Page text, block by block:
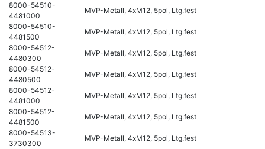
8000-54510-
4481000
MVP-Metall, 4xM12, 5pol, Ltg.fest
8000-54510-
4481500
MVP-Metall, 4xM12, 5pol, Ltg.fest
8000-54512-
4480300
MVP-Metall, 4xM12, 5pol, Ltg.fest
8000-54512-
4480500
MVP-Metall, 4xM12, 5pol, Ltg.fest
8000-54512-
4481000
MVP-Metall, 4xM12, 5pol, Ltg.fest
8000-54512-
4481500
MVP-Metall, 4xM12, 5pol, Ltg.fest
8000-54513-
3730300
MVP-Metall, 4xM12, 5pol, Ltg.fest